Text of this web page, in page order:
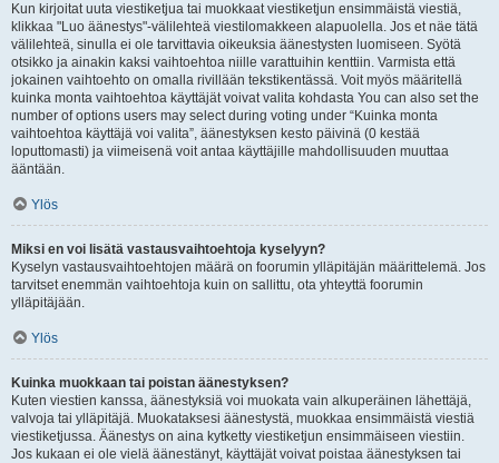
Kun kirjoitat uuta viestiketjua tai muokkaat viestiketjun ensimmäistä viestiä,
klikkaa "Luo äänestys"-välilehteä viestilomakkeen alapuolella. Jos et näe tätä
välilehteä, sinulla ei ole tarvittavia oikeuksia äänestysten luomiseen. Syötä
otsikko ja ainakin kaksi vaihtoehtoa niille varattuihin kenttiin. Varmista että
jokainen vaihtoehto on omalla rivillään tekstikentässä. Voit myös määritellä
kuinka monta vaihtoehtoa käyttäjät voivat valita kohdasta You can also set the
number of options users may select during voting under “Kuinka monta
vaihtoehtoa käyttäjä voi valita”, äänestyksen kesto päivinä (0 kestää
loputtomasti) ja viimeisenä voit antaa käyttäjille mahdollisuuden muuttaa
ääntään.
Ylös
Miksi en voi lisätä vastausvaihtoehtoja kyselyyn?
Kyselyn vastausvaihtoehtojen määrä on foorumin ylläpitäjän määrittelemä. Jos
tarvitset enemmän vaihtoehtoja kuin on sallittu, ota yhteyttä foorumin
ylläpitäjään.
Ylös
Kuinka muokkaan tai poistan äänestyksen?
Kuten viestien kanssa, äänestyksiä voi muokata vain alkuperäinen lähettäjä,
valvoja tai ylläpitäjä. Muokataksesi äänestystä, muokkaa ensimmäistä viestiä
viestiketjussa. Äänestys on aina kytketty viestiketjun ensimmäiseen viestiin.
Jos kukaan ei ole vielä äänestänyt, käyttäjät voivat poistaa äänestyksen tai